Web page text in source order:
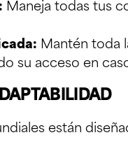
Maneja todas tus
Mantén toda
su acceso en
están